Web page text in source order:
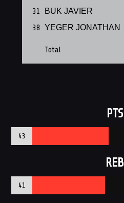
31
BUK JAVIER
38 YEGER JONATHAN
Total
PTS
43
REB
41